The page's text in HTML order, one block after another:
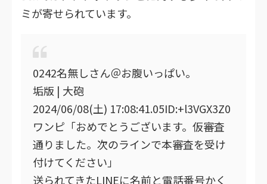
ミが寄せられています。
0242名無しさん＠お腹いっぱい。
垢版 | 大砲
2024/06/08(土) 17:08:41.05ID:+l3VGX3Z0
ワンピ「おめでとうございます。仮審査
通りました。次のラインで本審査を受け
付けてください」
送られてきたLINEに名前と電話番号かく